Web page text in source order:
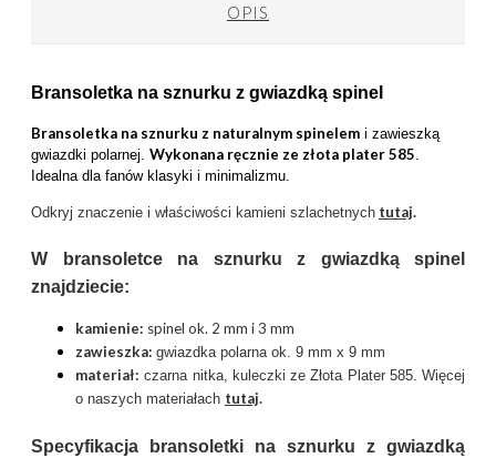
OPIS
Bransoletka na sznurku z gwiazdką spinel
Bransoletka na sznurku z naturalnym spinelem i zawieszką
gwiazdki polarnej. Wykonana ręcznie ze złota plater 585
Idealna dla fanów klasyki i minimalizmu.
Odkryj znaczenie i właściwości kamieni szlachetnych tutaj.
W bransoletce na sznurku z gwiazdką spinel
znajdziecie:
kamienie: spinel ok. 2 mm i 3 mm
zawieszka: gwiazdka polarna ok. 9 mm x 9 mm
materiał: czarna nitka, kuleczki ze Złota Plater 585. Więcej
o naszych materiałach tutaj.
Specyfikacja bransoletki na sznurku z gwiazdką